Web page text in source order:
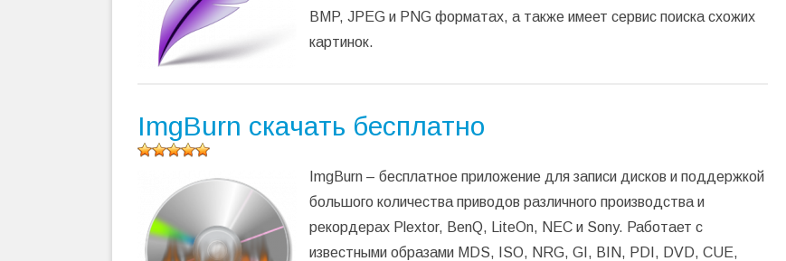
BMP, JPEG и PNG форматах, а также имеет сервис поиска схожих
картинок.
ImgBurn скачать бесплатно
программу
(255
оценок,
среднее:
5,00из 5)
ImgBurn – бесплатное приложение для записи дисков и поддержкой
большого количества приводов различного производства и
рекордерах Plextor, BenQ, LiteOn, NEC и Sony. Работает с
известными образами MDS, ISO, NRG, GI, BIN, PDI, DVD, CUE,